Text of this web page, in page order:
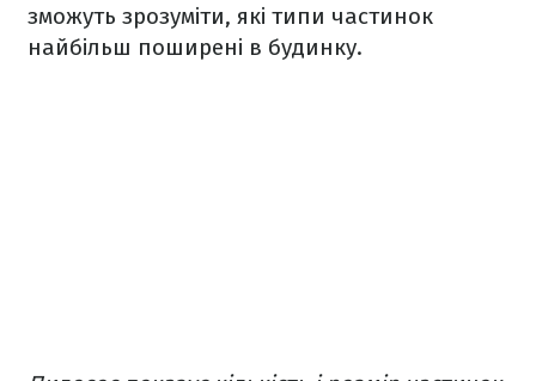
зможуть зрозуміти, які типи частинок
найбільш поширені в будинку.